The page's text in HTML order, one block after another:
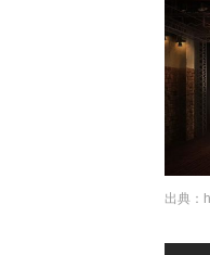
出典：